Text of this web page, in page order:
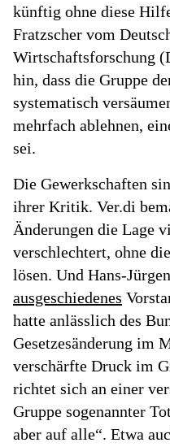
künftig ohne diese
Fratzscher vom
Wirtschaftsforschung
hin, dass die Gruppe
systematisch
mehrfach ablehnen,
sei.
Die Gewerkschaften
ihrer Kritik. Ver.di
Änderungen die Lage
verschlechtert, ohne
lösen. Und Hans-
ausgeschiedenes
hatte anlässlich des
Gesetzesänderung im
verschärfte Druck im
richtet sich an einer
Gruppe sogenannter
aber auf alle“. Etwa